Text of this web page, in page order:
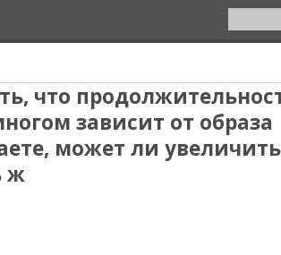
что
зависит от образа
может ли
ж